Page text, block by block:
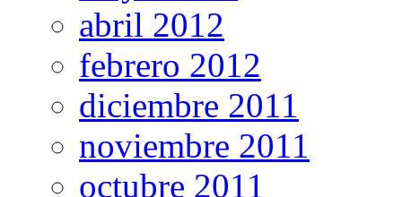
abril 2012
febrero 2012
diciembre 2011
noviembre 2011
octubre 2011